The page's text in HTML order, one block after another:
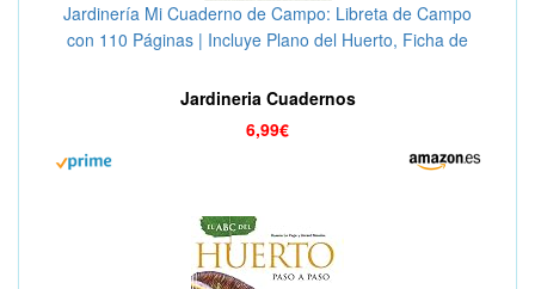
Jardinería Mi Cuaderno de Campo: Libreta de Campo
con 110 Páginas | Incluye Plano del Huerto, Ficha de
Aficionados a la Jardinería o Agricultura
Jardineria Cuadernos
6,99€